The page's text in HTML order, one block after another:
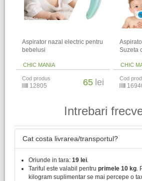
Aspirator nazal electric pentru
bebelusi
CHIC MANIA
Cod produs
12805 65 lei
Suzeta
CHIC
Cod
Intrebari
Cat costa livrarea/transportul?
Oriunde in tara: 19 lei
Tariful este valabil pentru primele 10 kg
kilogram suplimentar se mai percepe o